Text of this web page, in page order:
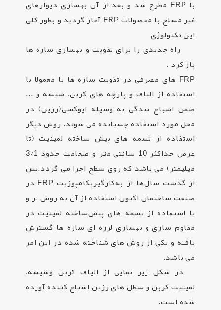
با FRP مطرح شد و بعد از آن بهسازی دیوارهای
غیر مسلح با محصولاتFRP آغاز گردید و بطور کلی
این تکنولوژی
راه جدیدی را برای تقویت و بهسازی سازه ها
باز کرد .
FRP های مصرفی در تقویت سازه ها یا معمولا با
استفاده از الیاف و پارچه های کربن، شیشه و ...
ضمن اشباع شدگی به وسیله اپوکسی(رزین) در
محل مورد استفاده چسبانده می شوند. روش دیگر
استفاده از تسمه های پیش ساخته لمینیت (تا
عرض حداکثر 10 سانتی متر و ضخامت حدود 3/1
میلیمتر) می باشد که روی سطح اجرا می گردد.پس
از گذشت سال‌ها از به‌کارگیریکامپوزیت FRP در
صنعت ساختمان اکنون استفاده از آن به روش تر و
یا استفاده از تسمه های پیش‌ساخته لمینیت در
مقاوم سازی و بهسازی لرزه ای سازه ها گسترش
یافته و یکی از روش های شناخته شده در این امر
می باشد.
در شکل زیر نمایی از الیاف کربن وشیشه،
لمینیت کربن و سطل های رزین اشباع کننده آورده
شده است.